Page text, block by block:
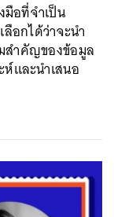
มือที่จำเป็น
อกได้ว่าจะนำ
สำคัญของข้อมูล
ห์และนำเสนอ